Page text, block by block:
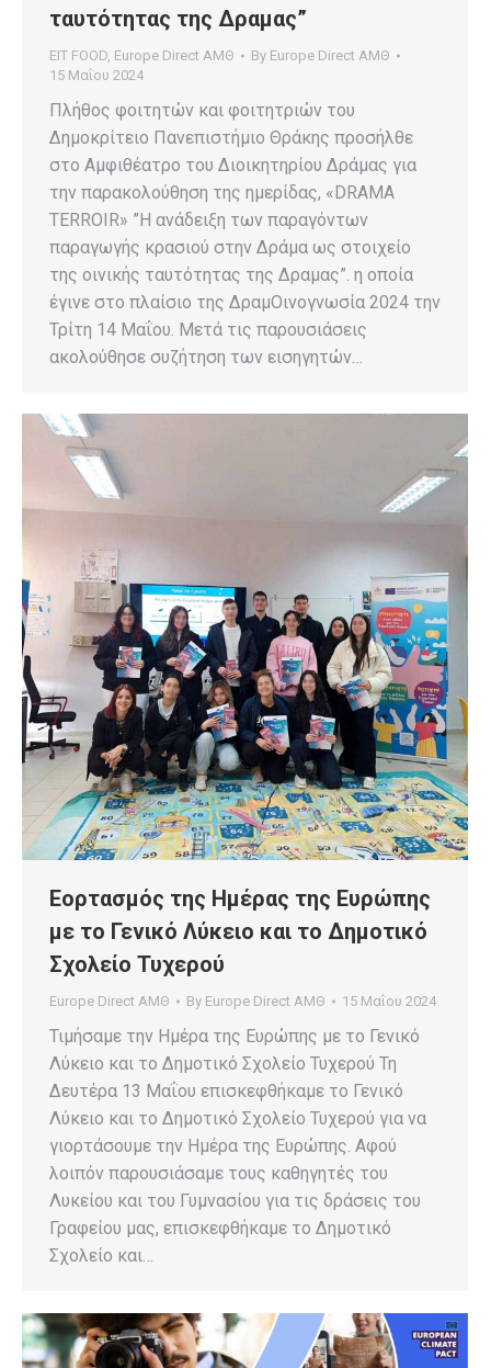
ταυτότητας της Δραμας”
EIT FOOD Europe Direct ΑΜΘ By Europe Direct ΑΜΘ
15 Μαΐου 2024
Πλήθος φοιτητών και φοιτητριών του
Δημοκρίτειο Πανεπιστήμιο Θράκης προσήλθε
στο Αμφιθέατρο του Διοικητηρίου Δράμας για
την παρακολούθηση της ημερίδας, «DRAMA
TERROIR» ”Η ανάδειξη των παραγόντων
παραγωγής κρασιού στην Δράμα ως στοιχείο
της οινικής ταυτότητας της Δραμας”. η οποία
έγινε στο πλαίσιο της ΔραμΟινογνωσία 2024 την
Τρίτη 14 Μαΐου. Μετά τις παρουσιάσεις
ακολούθησε συζήτηση των εισηγητών…
Εορτασμός της Ημέρας της Ευρώπης
με το Γενικό Λύκειο και το Δημοτικό
Σχολείο Τυχερού
Europe Direct ΑΜΘ By Europe Direct ΑΜΘ 15 Μαΐου 2024
Τιμήσαμε την Ημέρα της Ευρώπης με το Γενικό
Λύκειο και το Δημοτικό Σχολείο Τυχερού Τη
Δευτέρα 13 Μαΐου επισκεφθήκαμε το Γενικό
Λύκειο και το Δημοτικό Σχολείο Τυχερού για να
γιορτάσουμε την Ημέρα της Ευρώπης. Αφού
λοιπόν παρουσιάσαμε τους καθηγητές του
Λυκείου και του Γυμνασίου για τις δράσεις του
Γραφείου μας, επισκεφθήκαμε το Δημοτικό
Σχολείο και…